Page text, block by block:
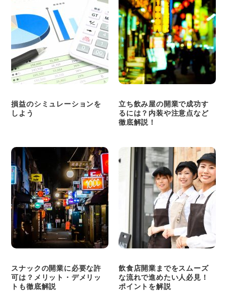
損益のシミュレーションを
しよう
立ち飲み屋の開業で成功す
るには？内装や注意点など
徹底解説！
スナックの開業に必要な許
可は？メリット・デメリッ
トも徹底解説
飲食店開業までをスムーズ
な流れで進めたい人必見！
ポイントを解説